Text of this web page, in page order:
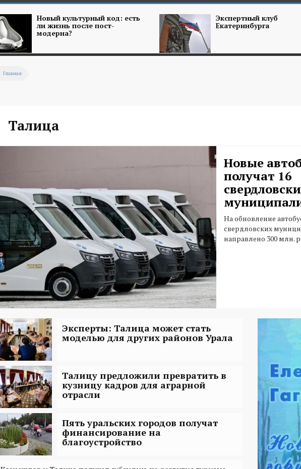
Новый культурный код: есть
ли жизнь после пост-
модерна?
Экспертный клуб
Екатеринбурга
Главная
Талица
Новые
получат 16
На обновление
свердловских
направлено 300 млн.
Эксперты: Талица может стать
моделью для других районов Урала
Талицу предложили превратить в
кузницу кадров для аграрной
отрасли
Пять уральских городов получат
финансирование на
благоустройство